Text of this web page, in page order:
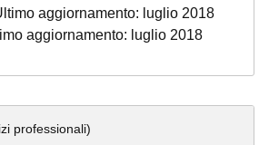
aggiornamento: luglio 2018
aggiornamento: luglio 2018
professionali)